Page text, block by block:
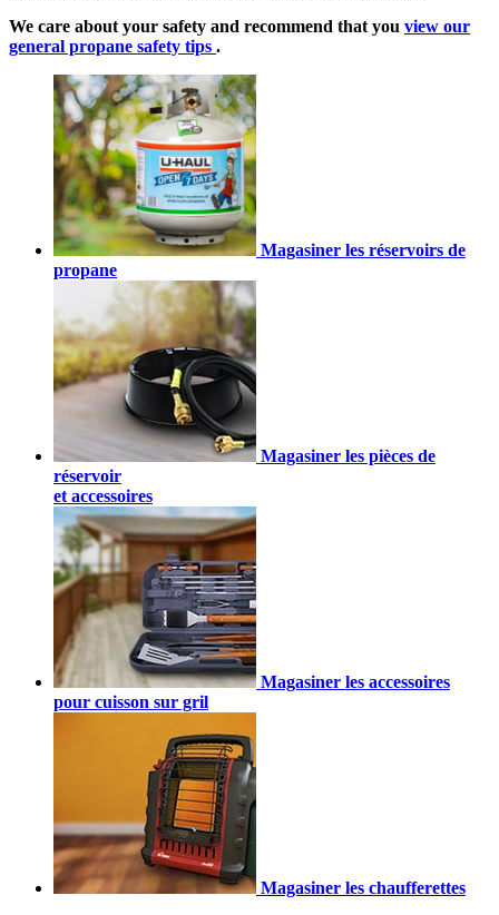
We care about your safety and recommend that you view our
general propane safety tips .
Magasiner les réservoirs de
propane
Magasiner les pièces de
réservoir
et accessoires
Magasiner les accessoires
pour cuisson sur gril
Magasiner les chaufferettes